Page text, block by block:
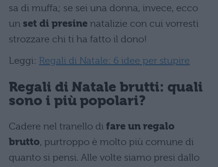
sa di muffa; se sei una donna, invece, ecco
un set di presine natalizie con cui vorresti
strozzare chi ti ha fatto il dono!
Leggi: Regali di Natale: 6 idee per stupire
Regali di Natale brutti: quali
sono i più popolari?
Cadere nel tranello di fare un regalo
brutto, purtroppo è molto più comune di
quanto si pensi. Alle volte siamo presi dallo